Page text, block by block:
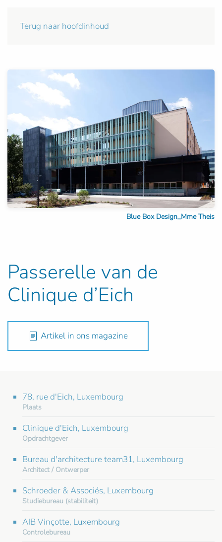
Terug naar hoofdinhoud
Blue Box Design_Mme Theis
Passerelle van de
Clinique d’Eich
Artikel in ons magazine
78, rue d'Eich, Luxembourg
Plaats
Clinique d'Eich, Luxembourg
Opdrachtgever
Bureau d'architecture team31, Luxembourg
Architect / Ontwerper
Schroeder & Associés, Luxembourg
Studiebureau (stabiliteit)
AIB Vinçotte, Luxembourg
Controlebureau